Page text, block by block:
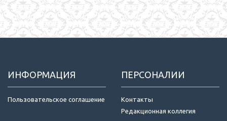
ИНФОРМАЦИЯ
Пользовательское соглашение
ПЕРСОНАЛИИ
Контакты
Редакционная коллегия